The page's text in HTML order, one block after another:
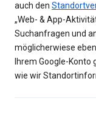
auch den
„Web- & App-
Suchanfragen und
möglicherwiese
Ihrem Google-
wie wir